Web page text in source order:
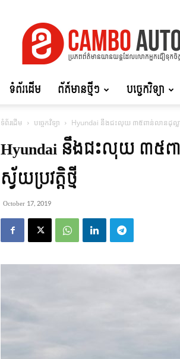
Auto
ទំព័រដើម ព័ត៍មានថ្មីៗ បច្ចេកវិទ្យា
ទំព័រដើម បច្ចេកវិទ្យា Hyundai នឹងជះលុយ ៣៥ពាន់លានដុល្លារ ល
Hyundai នឹងជះលុយ ៣៥ពាន់
ស្វ័យប្រវត្តិថ្មី
October 17, 2019